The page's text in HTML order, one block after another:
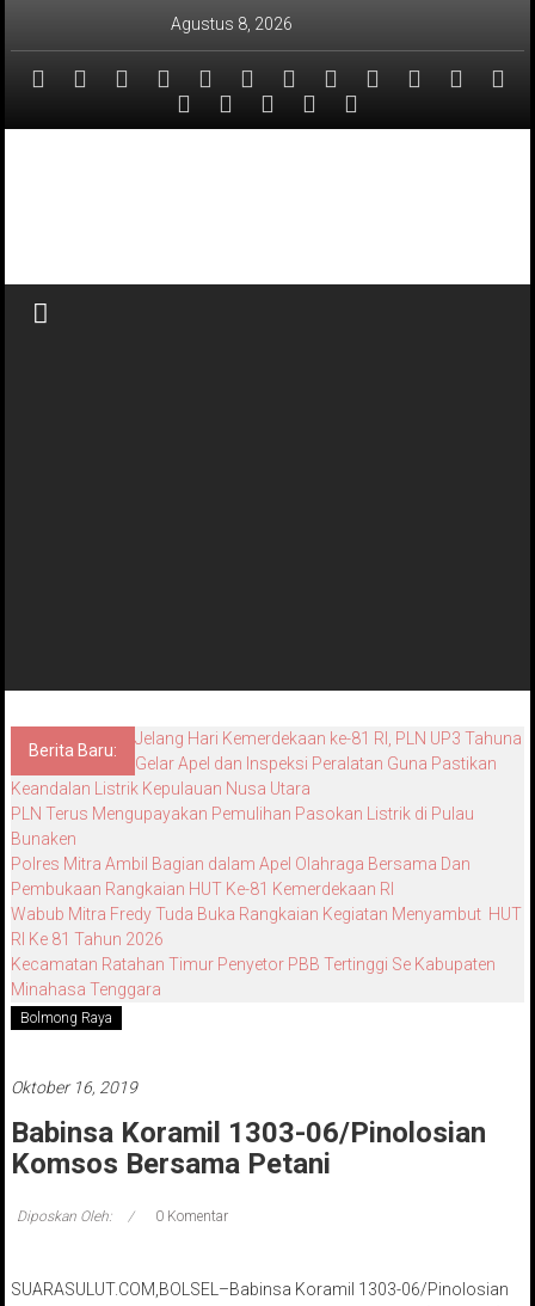
Agustus 8, 2026
Berita Baru:
Jelang Hari Kemerdekaan ke-81 RI, PLN UP3 Tahuna
Gelar Apel dan Inspeksi Peralatan Guna Pastikan
Keandalan Listrik Kepulauan Nusa Utara
PLN Terus Mengupayakan Pemulihan Pasokan Listrik di Pulau
Bunaken
Polres Mitra Ambil Bagian dalam Apel Olahraga Bersama Dan
Pembukaan Rangkaian HUT Ke-81 Kemerdekaan RI
Wabub Mitra Fredy Tuda Buka Rangkaian Kegiatan Menyambut HUT
RI Ke 81 Tahun 2026
Kecamatan Ratahan Timur Penyetor PBB Tertinggi Se Kabupaten
Minahasa Tenggara
Bolmong Raya
Oktober 16, 2019
Babinsa Koramil 1303-06/Pinolosian
Komsos Bersama Petani
Diposkan Oleh: 0 Komentar
SUARASULUT.COM,BOLSEL–Babinsa Koramil 1303-06/Pinolosian